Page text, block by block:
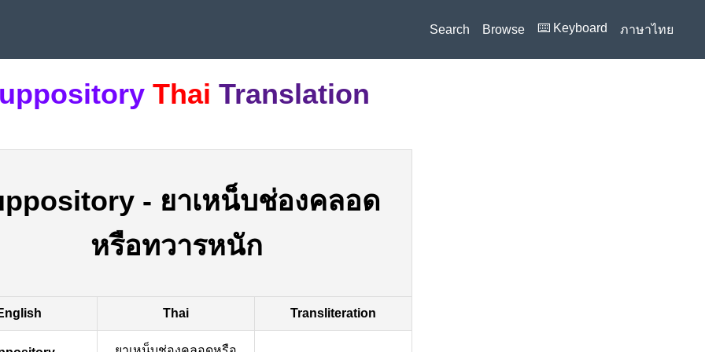
Search Browse ⌨️ Keyboard ภาษาไทย
Thai Translation
- ยาเหน็บช่องคลอด
หรือทวารหนัก
Thai Transliteration